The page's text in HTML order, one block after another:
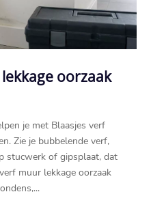
oorzaak
je met Blaasjes verf
Zie je bubbelende verf,
stucwerk of gipsplaat, dat
muur lekkage oorzaak